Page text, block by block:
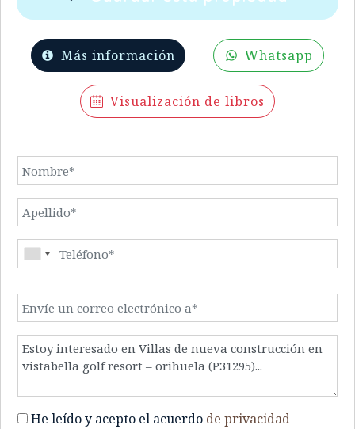
Más información Whatsapp
Visualización de libros
He leído y acepto el acuerdo de privacidad